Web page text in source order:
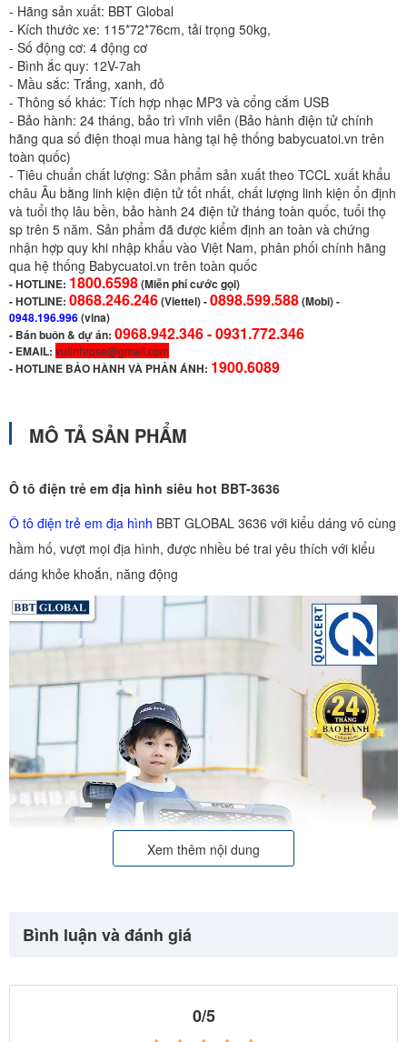
- Hãng sản xuất: BBT Global
- Kích thước xe: 115*72*76cm, tải trọng 50kg,
- Số động cơ: 4 động cơ
- Bình ắc quy: 12V-7ah
- Mầu sắc: Trắng, xanh, đỏ
- Thông số khác: Tích hợp nhạc MP3 và cổng cắm USB
- Bảo hành: 24 tháng, bảo trì vĩnh viễn (Bảo hành điện tử chính
hãng qua số điện thoại mua hàng tại hệ thống babycuatoi.vn trên
toàn quốc)
- Tiêu chuẩn chất lượng: Sản phẩm sản xuất theo TCCL xuất khẩu
châu Âu bằng linh kiện điện tử tốt nhất, chất lượng linh kiện ổn định
và tuổi thọ lâu bền, bảo hành 24 điện tử tháng toàn quốc, tuổi thọ
sp trên 5 năm. Sản phẩm đã được kiểm định an toàn và chứng
nhận hợp quy khi nhập khẩu vào Việt Nam, phân phối chính hãng
qua hệ thống Babycuatoi.vn trên toàn quốc
-HOTLINE: 1800.6598(Miễn phí cước gọi)
- HOTLINE: 0868.246.246(Viettel)-0898.599.588(Mobi) -
0948.196.996(vina)
- Bán buôn & dự án: 0968.942.346 -0931.772.346
- EMAIL: vulinhrose@gmail.com
-HOTLINE BẢO HÀNH VÀ PHẢN ÁNH: 1900.6089
MÔ TẢ SẢN PHẨM
Ô tô điện trẻ em địa hình siêu hot BBT-3636
Ô tô điện trẻ em địa hình BBT GLOBAL 3636 với kiểu dáng vô cùng
hầm hố, vượt mọi địa hình, được nhiều bé trai yêu thích với kiểu
dáng khỏe khoắn, năng động
Xem thêm nội dung
Bình luận và đánh giá
0/5